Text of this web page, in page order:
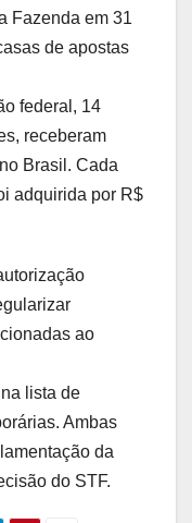
Fazenda em 31
de apostas
federal, 14
receberam
Brasil. Cada
adquirida por R$
ao
lista de
Ambas
da
do STF.